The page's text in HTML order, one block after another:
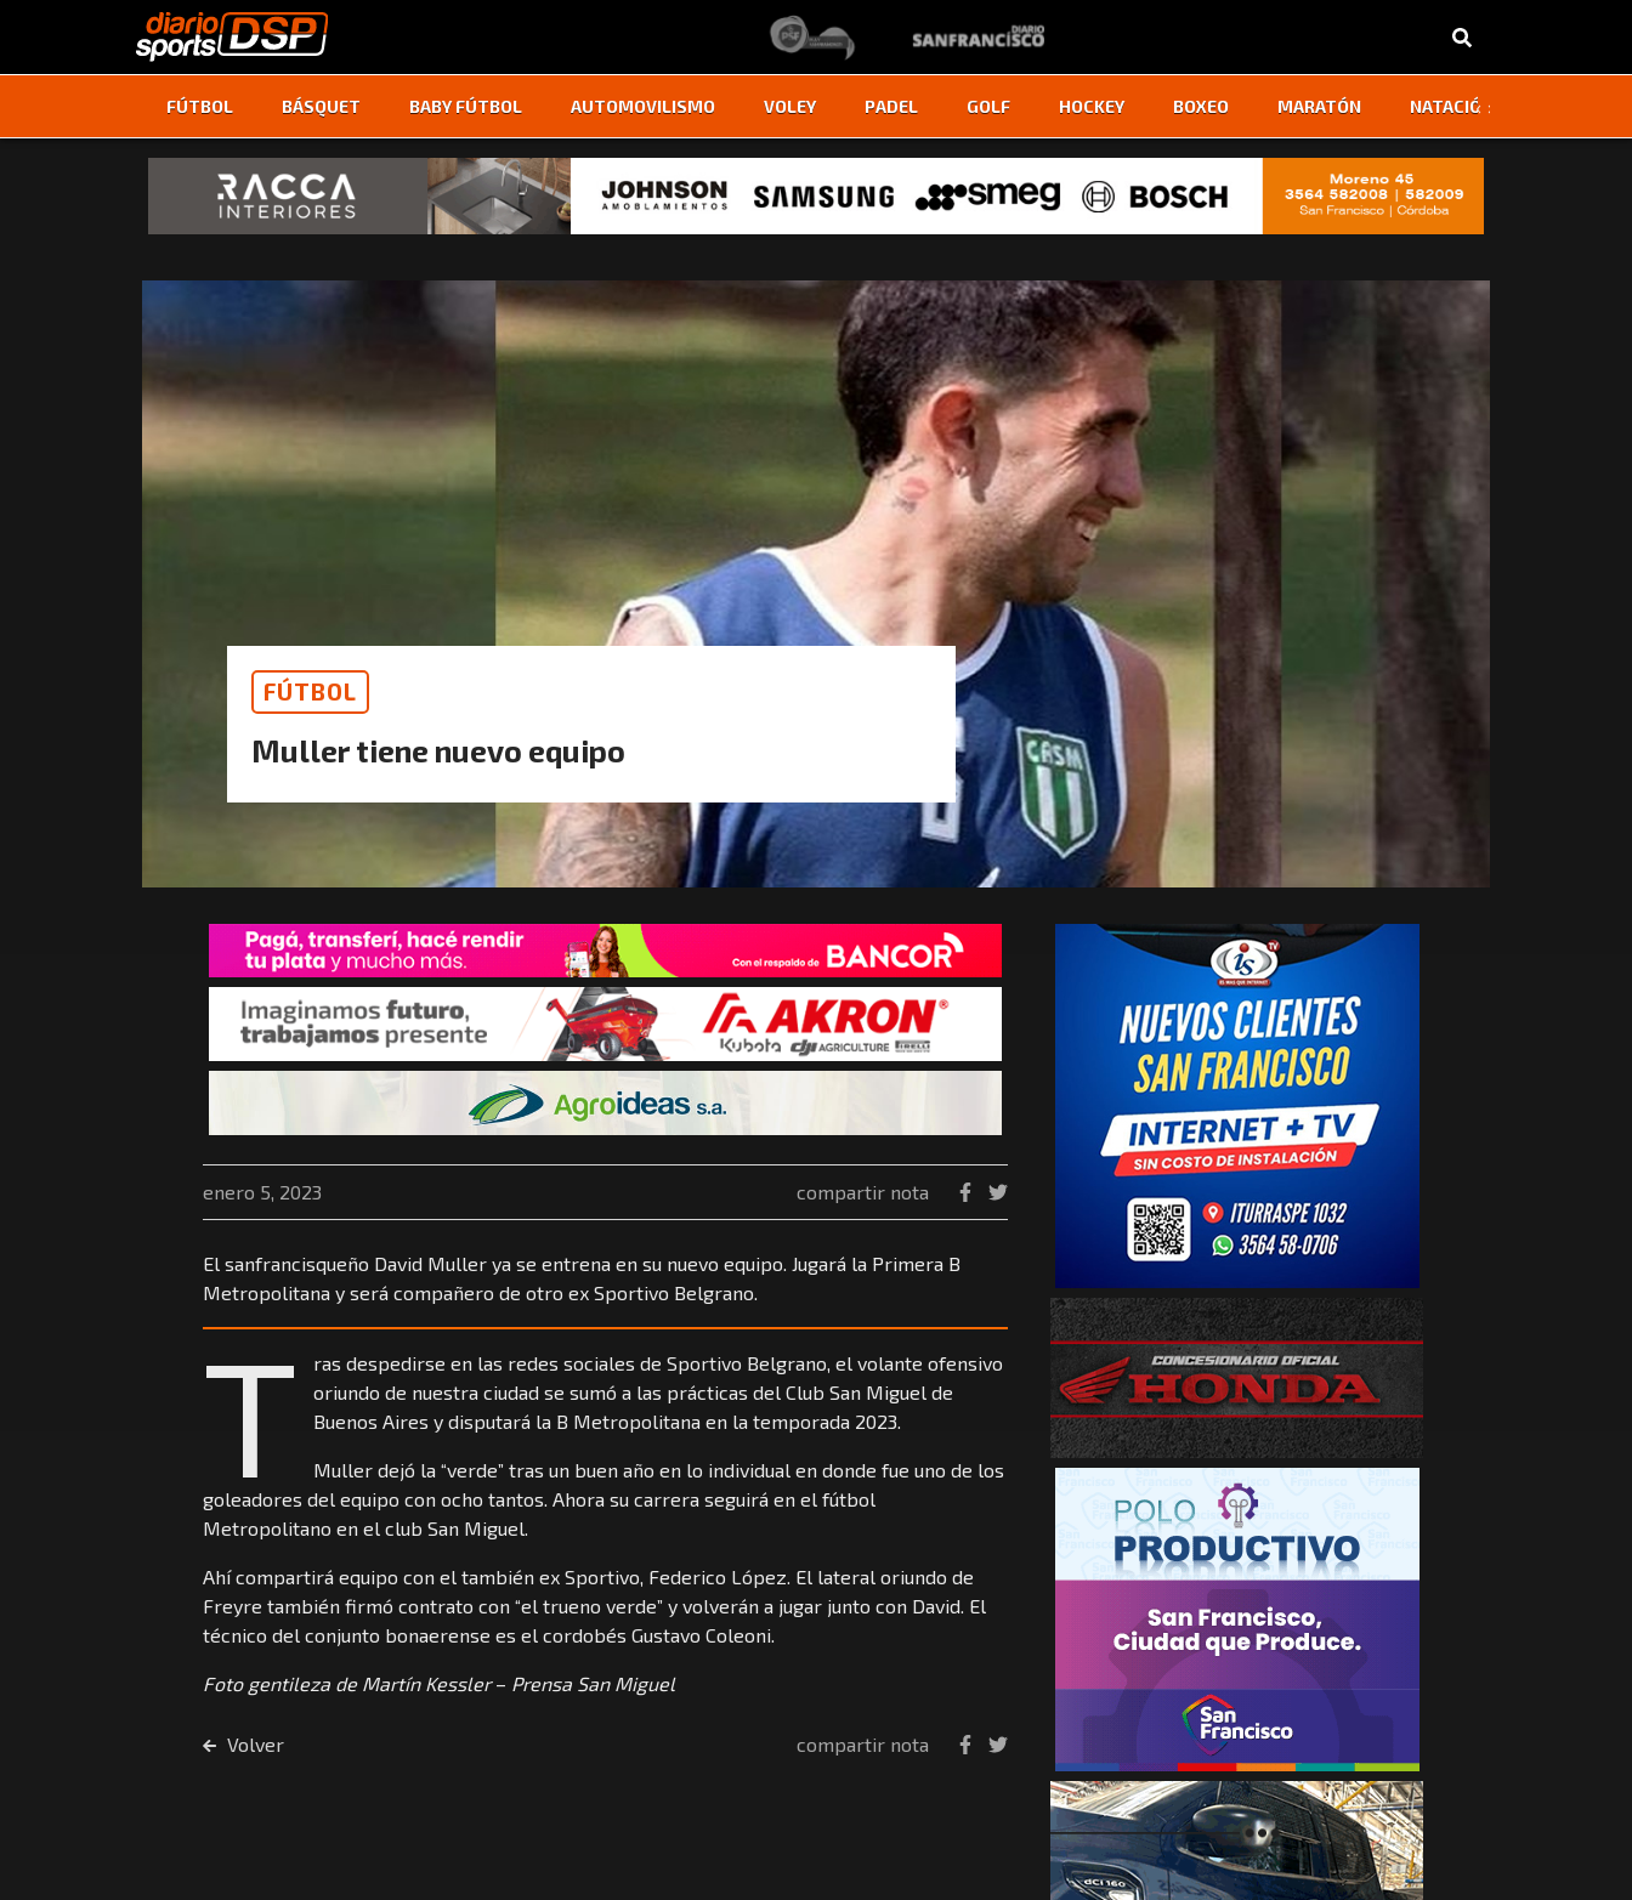
FÚTBOL BÁSQUET BABY FÚTBOL AUTOMOVILISMO VOLEY PADEL GOLF HOCKEY BOXEO MARATÓN NATACIÓN
‹ ›
FÚTBOL
Muller tiene nuevo equipo
enero 5, 2023 compartir nota
El sanfrancisqueño David Muller ya se entrena en su nuevo equipo. Jugará la Primera B
Metropolitana y será compañero de otro ex Sportivo Belgrano.
T
ras despedirse en las redes sociales de Sportivo Belgrano, el volante ofensivo
oriundo de nuestra ciudad se sumó a las prácticas del Club San Miguel de
Buenos Aires y disputará la B Metropolitana en la temporada 2023.
Muller dejó la “verde” tras un buen año en lo individual en donde fue uno de los
goleadores del equipo con ocho tantos. Ahora su carrera seguirá en el fútbol
Metropolitano en el club San Miguel.
Ahí compartirá equipo con el también ex Sportivo, Federico López. El lateral oriundo de
Freyre también firmó contrato con “el trueno verde” y volverán a jugar junto con David. El
técnico del conjunto bonaerense es el cordobés Gustavo Coleoni.
Foto gentileza de Martín Kessler– Prensa San Miguel
Volver compartir nota